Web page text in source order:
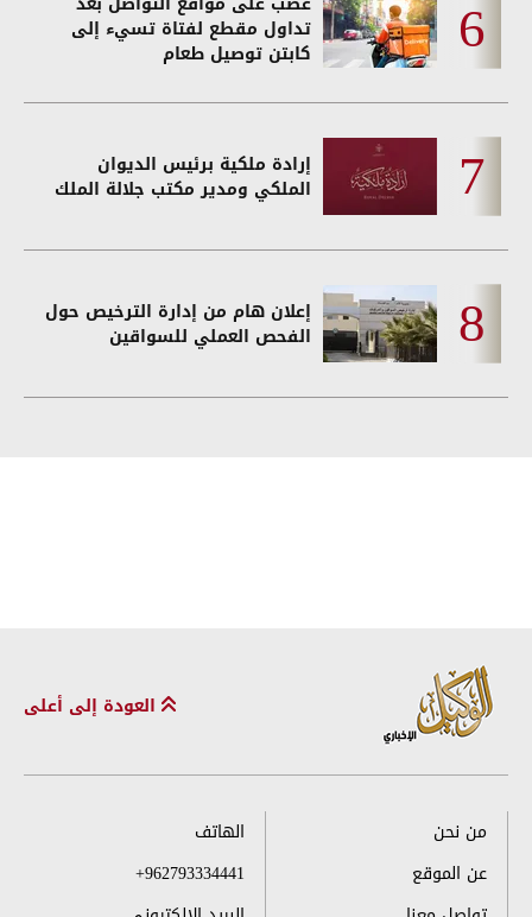
تداول مقطع لفتاة تسيء إلى
كابتن توصيل طعام
إرادة ملكية برئيس الديوان
الملكي ومدير مكتب جلالة الملك
إعلان هام من إدارة الترخيص حول
الفحص العملي للسواقين
العودة إلى أعلى
من نحن
عن الموقع
الهاتف
+962793334441